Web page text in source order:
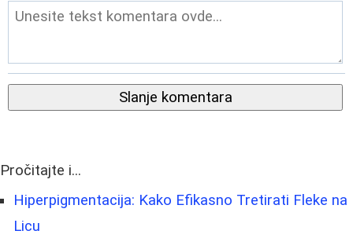
Slanje komentara
Pročitajte i...
Hiperpigmentacija: Kako Efikasno Tretirati Fleke na
Licu